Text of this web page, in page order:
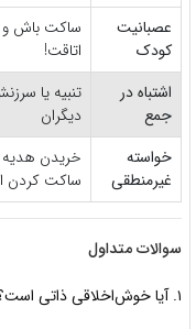
عصبانیت
کودک
ساکت باش و
اتاقت!
اشتباه در
جمع
تنبیه یا
دیگران
خواسته
غیرمنطقی
خریدن هدیه
ساکت کردن
سوالات متداول
۱. آیا خوش‌اخلاقی ذاتی است؟